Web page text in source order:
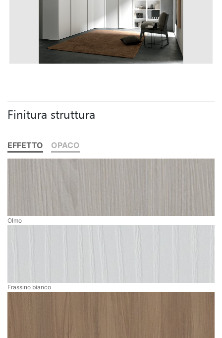
Finitura struttura
EFFETTO OPACO
Olmo
Frassino bianco